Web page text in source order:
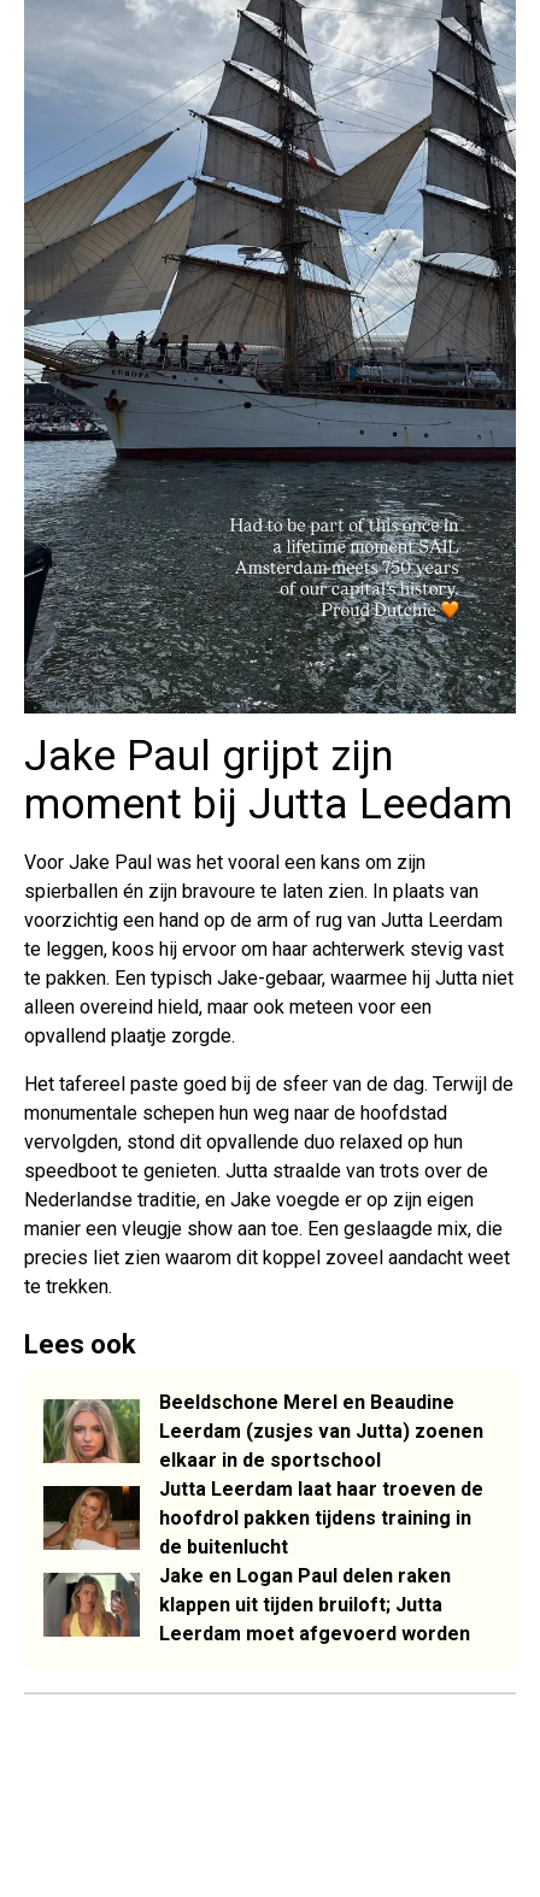
Jake Paul grijpt zijn
moment bij Jutta Leedam
Voor Jake Paul was het vooral een kans om zijn
spierballen én zijn bravoure te laten zien. In plaats van
voorzichtig een hand op de arm of rug van Jutta Leerdam
te leggen, koos hij ervoor om haar achterwerk stevig vast
te pakken. Een typisch Jake-gebaar, waarmee hij Jutta niet
alleen overeind hield, maar ook meteen voor een
opvallend plaatje zorgde.
Het tafereel paste goed bij de sfeer van de dag. Terwijl de
monumentale schepen hun weg naar de hoofdstad
vervolgden, stond dit opvallende duo relaxed op hun
speedboot te genieten. Jutta straalde van trots over de
Nederlandse traditie, en Jake voegde er op zijn eigen
manier een vleugje show aan toe. Een geslaagde mix, die
precies liet zien waarom dit koppel zoveel aandacht weet
te trekken.
Lees ook
Beeldschone Merel en Beaudine
Leerdam (zusjes van Jutta) zoenen
elkaar in de sportschool
Jutta Leerdam laat haar troeven de
hoofdrol pakken tijdens training in
de buitenlucht
Jake en Logan Paul delen raken
klappen uit tijden bruiloft; Jutta
Leerdam moet afgevoerd worden